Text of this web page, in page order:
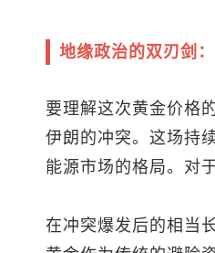
地缘政治的双刃剑
要理解这次黄金价格
伊朗的冲突。这场持
能源市场的格局。对
在冲突爆发后的相当